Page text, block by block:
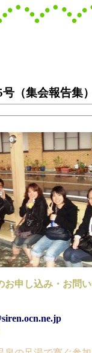
（集会報告集
お申し込み・お問